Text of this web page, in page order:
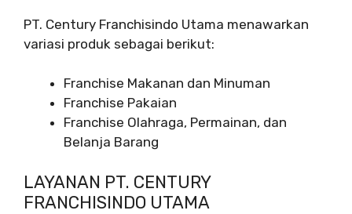
PT. Century Franchisindo Utama menawarkan
variasi produk sebagai berikut:
Franchise Makanan dan Minuman
Franchise Pakaian
Franchise Olahraga, Permainan, dan
Belanja Barang
LAYANAN PT. CENTURY
FRANCHISINDO UTAMA